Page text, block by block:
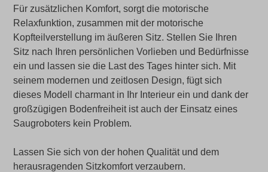
Für zusätzlichen Komfort, sorgt die motorische
Relaxfunktion, zusammen mit der motorische
Kopfteilverstellung im äußeren Sitz. Stellen Sie Ihren
Sitz nach Ihren persönlichen Vorlieben und Bedürfnisse
ein und lassen sie die Last des Tages hinter sich. Mit
seinem modernen und zeitlosen Design, fügt sich
dieses Modell charmant in Ihr Interieur ein und dank der
großzügigen Bodenfreiheit ist auch der Einsatz eines
Saugroboters kein Problem.
Lassen Sie sich von der hohen Qualität und dem
herausragenden Sitzkomfort verzaubern.